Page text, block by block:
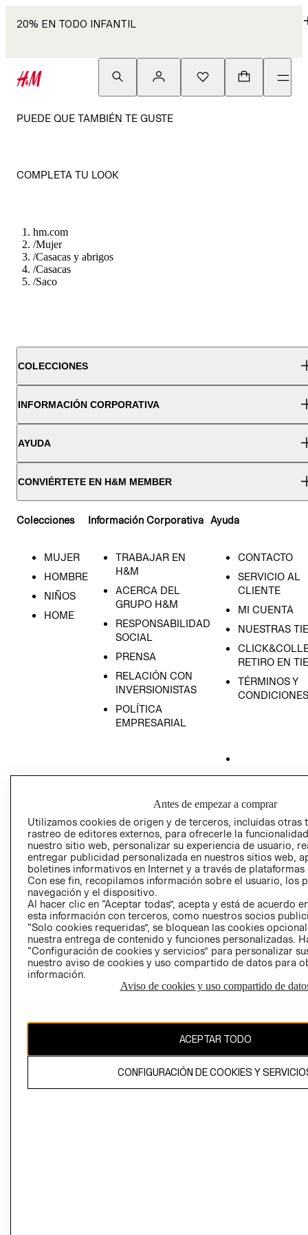
20% EN TODO INFANTIL
PUEDE QUE TAMBIÉN TE GUSTE
COMPLETA TU LOOK
hm.com
/Mujer
/Casacas y abrigos
/Casacas
/Saco
COLECCIONES
INFORMACIÓN CORPORATIVA
AYUDA
CONVIÉRTETE EN H&M MEMBER
Colecciones
MUJER
HOMBRE
NIÑOS
HOME
Información Corporativa
TRABAJAR EN
H&M
ACERCA DEL
GRUPO H&M
RESPONSABILIDAD
SOCIAL
PRENSA
RELACIÓN CON
INVERSIONISTAS
POLÍTICA
EMPRESARIAL
Ayuda
CONTACTO
SERVICIO AL
CLIENTE
MI CUENTA
NUESTRAS
RETIRO EN
TÉRMINOS Y
CONDICIONES
PRIVACIDAD
GIFT CARD
AVISO DE
Perú (S/)
CAMBIAR REGIÓN
El contenido de esta página web está protegido por copyright y es
Antes de empezar a comprar
Utilizamos cookies de origen y de terceros, incluidas otras
rastreo de editores externos, para ofrecerle la
nuestro sitio web, personalizar su experiencia de usuario,
entregar publicidad personalizada en nuestros sitios web,
boletines informativos en Internet y a través de plataformas
Con ese fin, recopilamos información sobre el usuario, los
navegación y el dispositivo.
Al hacer clic en “Aceptar todas”, acepta y está de acuerdo
esta información con terceros, como nuestros socios
“Solo cookies requeridas”, se bloquean las cookies
nuestra entrega de contenido y funciones personalizadas.
“Configuración de cookies y servicios” para personalizar
nuestro aviso de cookies y uso compartido de datos para
información.
Aviso de cookies y uso compartido de
ACEPTAR TODO
CONFIGURACIÓN DE COOKIES Y